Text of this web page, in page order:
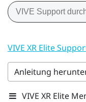
VIVE XR Elite
Anleitung
VIVE XR Elite